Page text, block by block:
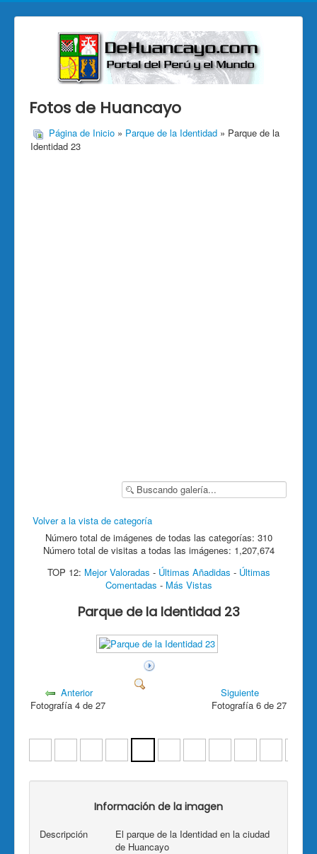
Fotos de Huancayo
Página de Inicio » Parque de la Identidad » Parque de la
Identidad 23
Volver a la vista de categoría
Número total de imágenes de todas las categorías: 310
Número total de visitas a todas las imágenes: 1,207,674
TOP 12: Mejor Valoradas - Últimas Añadidas - Últimas
Comentadas - Más Vistas
Parque de la Identidad 23
Anterior
Fotografía 4 de 27
Siguiente
Fotografía 6 de 27
Información de la imagen
Descripción
El parque de la Identidad en la ciudad
de Huancayo